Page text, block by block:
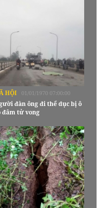
HỘI 01/01/1970 07:00:00
đàn ông đi thể dục bị ô
đâm tử vong